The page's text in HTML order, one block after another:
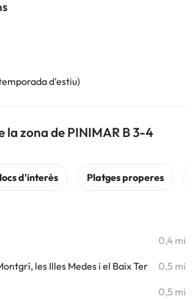
d'estiu)
la zona de PINIMAR B 3-4
0,4 mi
les Illes Medes i el Baix Ter 0,5 mi
0,5 mi